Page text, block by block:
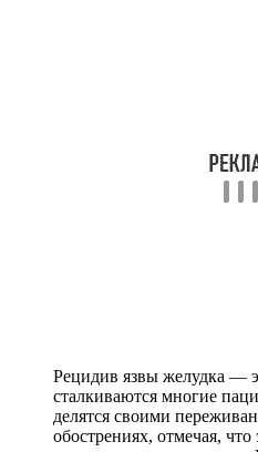
Рецидив язвы желудка —
сталкиваются многие
делятся своими
обострениях, отмечая, что